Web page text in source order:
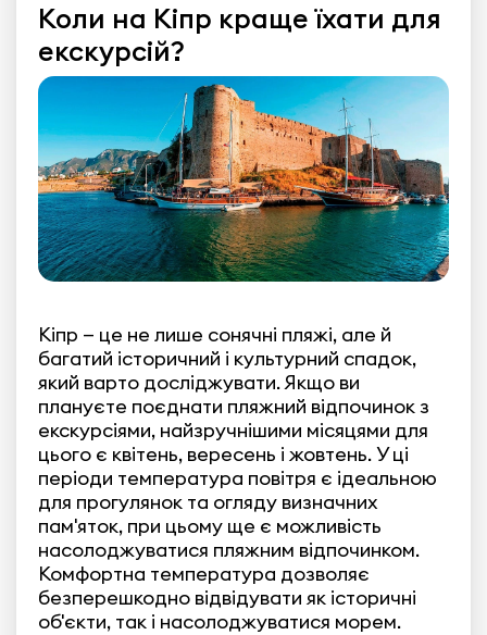
Коли на Кіпр краще їхати для
екскурсій?
Кіпр — це не лише сонячні пляжі, але й
багатий історичний і культурний спадок,
який варто досліджувати. Якщо ви
плануєте поєднати пляжний відпочинок з
екскурсіями, найзручнішими місяцями для
цього є квітень, вересень і жовтень. У ці
періоди температура повітря є ідеальною
для прогулянок та огляду визначних
пам'яток, при цьому ще є можливість
насолоджуватися пляжним відпочинком.
Комфортна температура дозволяє
безперешкодно відвідувати як історичні
об'єкти, так і насолоджуватися морем.